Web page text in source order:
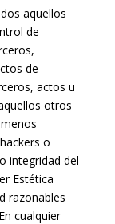
aquellos
de
de
actos u
otros
o
integridad del
Estética
razonables
cualquier